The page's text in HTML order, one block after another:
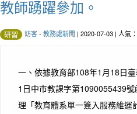
教師踴躍參加。
研習 訪客- 教務處新聞 | 2020-07-03 | 人氣
一、依據教育部108年1月18日
1日中市教課字第1090055439
理「教育體系單一簽入服務維運